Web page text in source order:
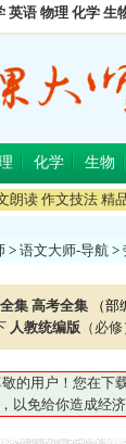
英语 物理 化学 生
化学 生物
朗读 作文技法 精
> 语文大师-导航 >
集 高考全集 （部
人教统编版 （必修
的用户！您在下
以免给你造成经